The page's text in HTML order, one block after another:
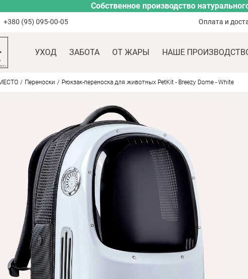
Собственное производство
+380 (95) 095-00-05 Оплата и
УХОД ЗАБОТА ОТ ЖАРЫ НАШЕ
Переноски Рюкзак-переноска для животных PetKit - Breezy Dome - White